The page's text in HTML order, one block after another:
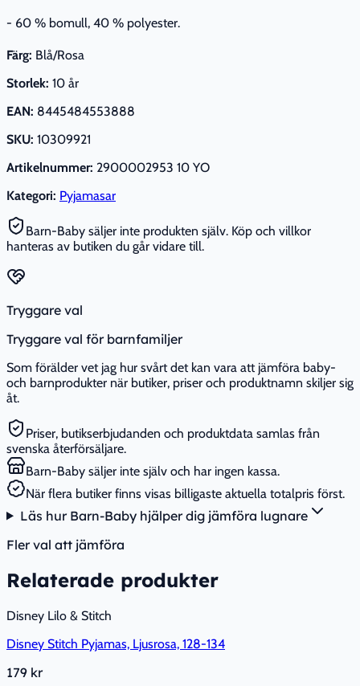
- 60 % bomull, 40 % polyester.
Färg: Blå/Rosa
Storlek: 10 år
EAN: 8445484553888
SKU: 10309921
Artikelnummer: 2900002953 10 YO
Kategori: Pyjamasar
Barn-Baby säljer inte produkten själv. Köp och villkor
hanteras av butiken du går vidare till.
Tryggare val
Tryggare val för barnfamiljer
Som förälder vet jag hur svårt det kan vara att jämföra baby-
och barnprodukter när butiker, priser och produktnamn skiljer sig
åt.
Priser, butikserbjudanden och produktdata samlas från
svenska återförsäljare.
Barn-Baby säljer inte själv och har ingen kassa.
När flera butiker finns visas billigaste aktuella totalpris först.
Läs hur Barn-Baby hjälper dig jämföra lugnare
Fler val att jämföra
Relaterade produkter
Disney Lilo & Stitch
Disney Stitch Pyjamas, Ljusrosa, 128-134
179 kr